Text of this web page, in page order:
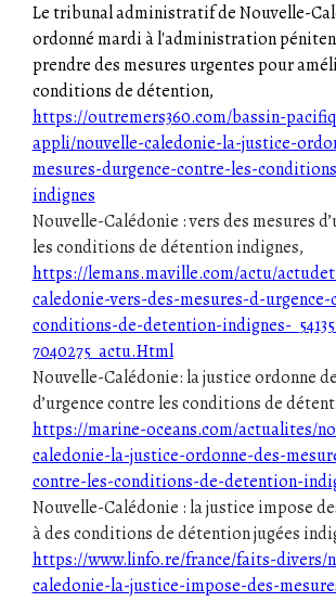
Le tribunal administratif de Nouvelle-
ordonné mardi à l'administration
prendre des mesures urgentes pour
conditions de détention,
https://outremers360.com/bassin-
appli/nouvelle-caledonie-la-justice-
mesures-durgence-contre-les-
indignes
Nouvelle-Calédonie : vers des mesures
les conditions de détention indignes,
https://lemans.maville.com/actu/
caledonie-vers-des-mesures-d-
conditions-de-detention-indignes-
7040275_actu.Html
Nouvelle-Calédonie: la justice ordonne
d’urgence contre les conditions de
https://marine-oceans.com/actualites/
caledonie-la-justice-ordonne-des-
contre-les-conditions-de-detention-
Nouvelle-Calédonie : la justice impose
à des conditions de détention jugées
https://www.linfo.re/france/faits-divers/
caledonie-la-justice-impose-des-